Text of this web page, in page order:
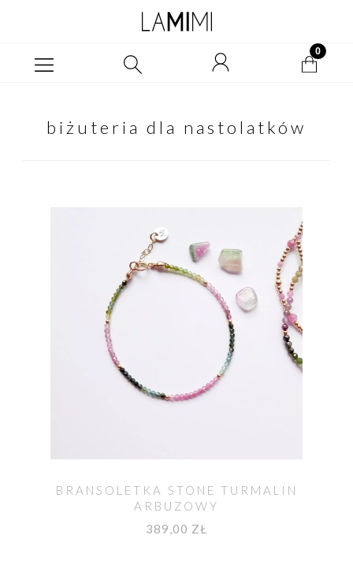
biżuteria dla nastolatków
BRANSOLETKA STONE TURMALIN
ARBUZOWY
389,00 ZŁ